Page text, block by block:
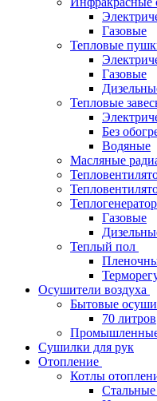
Газовые
Тепловые
Газовые
Тепловые
Без
Водяные
Масляные
Газовые
Теплый пол
Осушители воздуха
Бытовые
70 литров
Сушилки для рук
Отопление
Котлы